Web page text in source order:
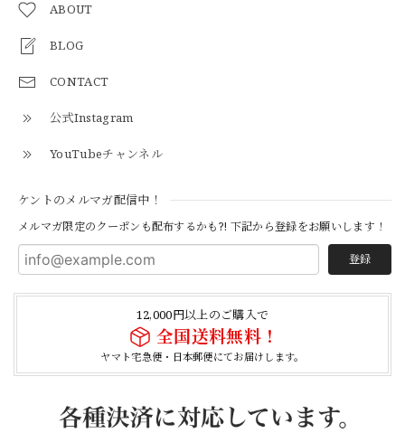
ABOUT
BLOG
CONTACT
公式Instagram
YouTubeチャンネル
ケントのメルマガ配信中！
メルマガ限定のクーポンも配布するかも?! 下記から登録をお願いします！
登録
12,000円以上のご購入で
全国送料無料！
ヤマト宅急便・日本郵便にてお届けします。
2026/04/21
NAVY
2026/04/21
【USED】Canadian Army IECS Fleece Pants 実物 カナダ軍 フリースパンツ ユーズド
⑥サイズ
2026/04/17
2026/04/02